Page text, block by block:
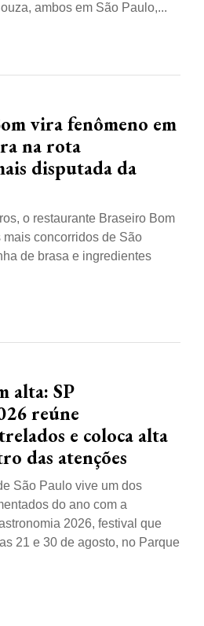
ambos em São Paulo,...
vira fenômeno em
na rota
disputada da
o restaurante Braseiro Bom
mais concorridos de São
de brasa e ingredientes
alta: SP
reúne
e coloca alta
das atenções
São Paulo vive um dos
do ano com a
2026, festival que
21 e 30 de agosto, no Parque